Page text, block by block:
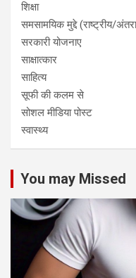
शिक्षा
समसामयिक मुद्दे (राष्ट्रीय/
सरकारी योजनाए
साक्षात्कार
साहित्य
सूफी की कलम से
सोशल मीडिया पोस्ट
स्वास्थ्य
You may Missed